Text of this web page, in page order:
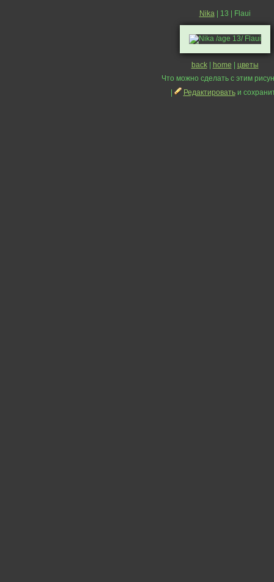
Nika| 13 | Flaui
back| home
цветы
Что можно сделать с этим
Редактироватьи